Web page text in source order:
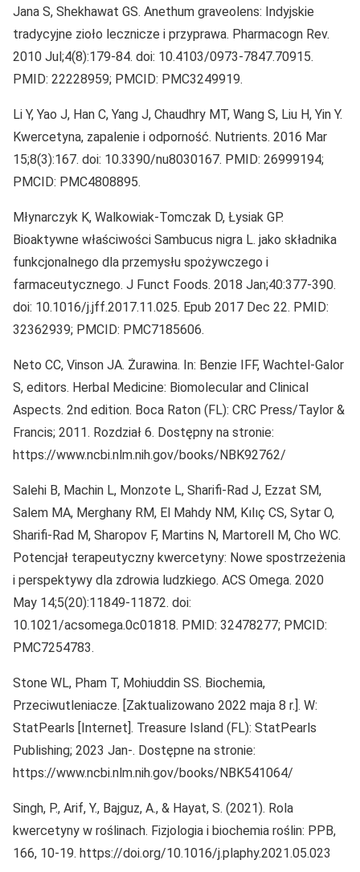
Jana S, Shekhawat GS. Anethum graveolens: Indyjskie
tradycyjne zioło lecznicze i przyprawa. Pharmacogn Rev.
2010 Jul;4(8):179-84. doi: 10.4103/0973-7847.70915.
PMID: 22228959; PMCID: PMC3249919.
Li Y, Yao J, Han C, Yang J, Chaudhry MT, Wang S, Liu H, Yin Y.
Kwercetyna, zapalenie i odporność. Nutrients. 2016 Mar
15;8(3):167. doi: 10.3390/nu8030167. PMID: 26999194;
PMCID: PMC4808895.
Młynarczyk K, Walkowiak-Tomczak D, Łysiak GP.
Bioaktywne właściwości Sambucus nigra L. jako składnika
funkcjonalnego dla przemysłu spożywczego i
farmaceutycznego. J Funct Foods. 2018 Jan;40:377-390.
doi: 10.1016/j.jff.2017.11.025. Epub 2017 Dec 22. PMID:
32362939; PMCID: PMC7185606.
Neto CC, Vinson JA. Żurawina. In: Benzie IFF, Wachtel-Galor
S, editors. Herbal Medicine: Biomolecular and Clinical
Aspects. 2nd edition. Boca Raton (FL): CRC Press/Taylor &
Francis; 2011. Rozdział 6. Dostępny na stronie:
https://www.ncbi.nlm.nih.gov/books/NBK92762/
Salehi B, Machin L, Monzote L, Sharifi-Rad J, Ezzat SM,
Salem MA, Merghany RM, El Mahdy NM, Kılıç CS, Sytar O,
Sharifi-Rad M, Sharopov F, Martins N, Martorell M, Cho WC.
Potencjał terapeutyczny kwercetyny: Nowe spostrzeżenia
i perspektywy dla zdrowia ludzkiego. ACS Omega. 2020
May 14;5(20):11849-11872. doi:
10.1021/acsomega.0c01818. PMID: 32478277; PMCID:
PMC7254783.
Stone WL, Pham T, Mohiuddin SS. Biochemia,
Przeciwutleniacze. [Zaktualizowano 2022 maja 8 r.]. W:
StatPearls [Internet]. Treasure Island (FL): StatPearls
Publishing; 2023 Jan-. Dostępne na stronie:
https://www.ncbi.nlm.nih.gov/books/NBK541064/
Singh, P., Arif, Y., Bajguz, A., & Hayat, S. (2021). Rola
kwercetyny w roślinach. Fizjologia i biochemia roślin: PPB,
166, 10-19. https://doi.org/10.1016/j.plaphy.2021.05.023